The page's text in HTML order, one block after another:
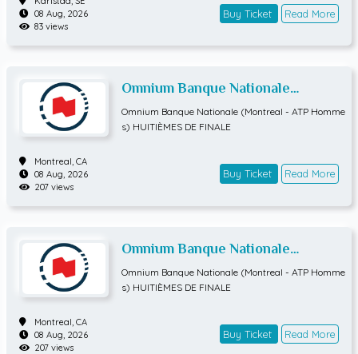
08 Aug, 2026
83 views
Buy Ticket Read More
Omnium Banque Nationale
(Montreal - ATP Hommes)
HUITIÈMES DE FINALE
Omnium Banque Nationale (Montreal - ATP Homme
s) HUITIÈMES DE FINALE
Montreal, CA
08 Aug, 2026
207 views
Buy Ticket Read More
Omnium Banque Nationale
(Montreal - ATP Hommes)
HUITIÈMES DE FINALE
Omnium Banque Nationale (Montreal - ATP Homme
s) HUITIÈMES DE FINALE
Montreal, CA
08 Aug, 2026
207 views
Buy Ticket Read More